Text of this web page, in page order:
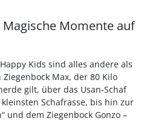
Momente auf
Kids sind alles andere als
Max, der 80 Kilo
gilt, über das Usan-Schaf
Schafrasse, bis hin zur
und dem Ziegenbock Gonzo –